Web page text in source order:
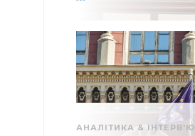
АНАЛІТИКА & ІНТЕРВ'Ю